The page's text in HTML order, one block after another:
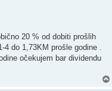
20 % od dobiti prošlih
do 1,73KM prošle godine .
očekujem bar dividendu